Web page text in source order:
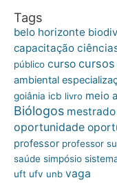
Tags
belo horizonte
capacitação
público curso cursos
ambiental
goiânia icb livro meio
Biólogos mestrado
oportunidade
professor professor
saúde simpósio
uft ufv unb vaga